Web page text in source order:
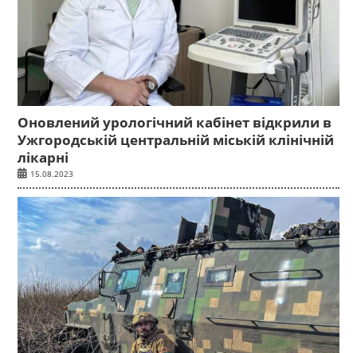
Оновлений урологічний кабінет відкрили в
Ужгородській центральній міській клінічній
лікарні
15.08.2023